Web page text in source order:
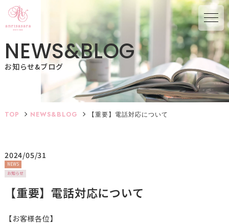
NEWS&BLOG
お知らせ&ブログ
TOP NEWS&BLOG 【重要】電話対応について
2024/05/31
NEWS
お知らせ
【重要】電話対応について
【お客様各位】